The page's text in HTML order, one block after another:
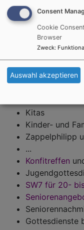
Da gibt es so
Seiten aufbereitet
Kitas
Kinder- und
Zappelphilipp
...
Konfitreffen
SW7 für 20-
Gottesdienste
Consent
Cookie
Browser
Zweck:
Auswahl akzeptieren